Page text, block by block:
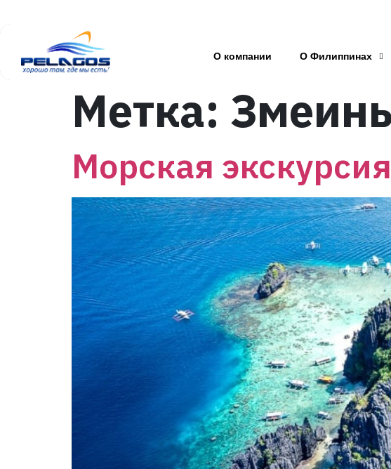
О компании О Филиппинах
Метка:
Морская